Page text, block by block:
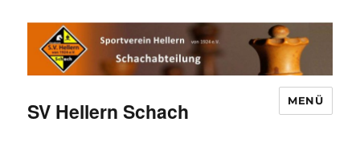
SV Hellern Schach MENÜ